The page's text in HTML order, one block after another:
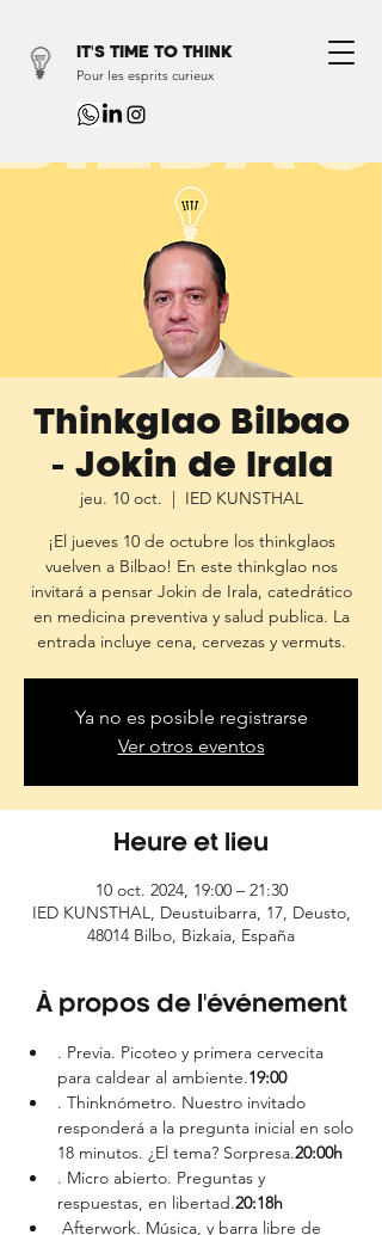
IT'S TIME TO THINK
Pour les esprits curieux
Thinkglao Bilbao
- Jokin de Irala
jeu. 10 oct.
  |
IED KUNSTHAL
¡El jueves 10 de octubre los thinkglaos
vuelven a Bilbao! En este thinkglao nos
invitará a pensar Jokin de Irala, catedrático
en medicina preventiva y salud publica. La
entrada incluye cena, cervezas y vermuts.
Ya no es posible registrarse
Ver otros eventos
Heure et lieu
10 oct. 2024, 19:00 – 21:30
IED KUNSTHAL, Deustuibarra, 17, Deusto,
48014 Bilbo, Bizkaia, España
À propos de l'événement
. Previa. Picoteo y primera cervecita
para caldear al ambiente.19:00
. Thinknómetro. Nuestro invitado
responderá a la pregunta inicial en solo
18 minutos. ¿El tema? Sorpresa.20:00h
. Micro abierto. Preguntas y
respuestas, en libertad.20:18h